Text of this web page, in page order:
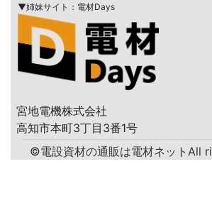
▼姉妹サイト：電材Days
宮地電機株式会社
高知市本町3丁目3番1号
©電設資材の通販は電材ネット All